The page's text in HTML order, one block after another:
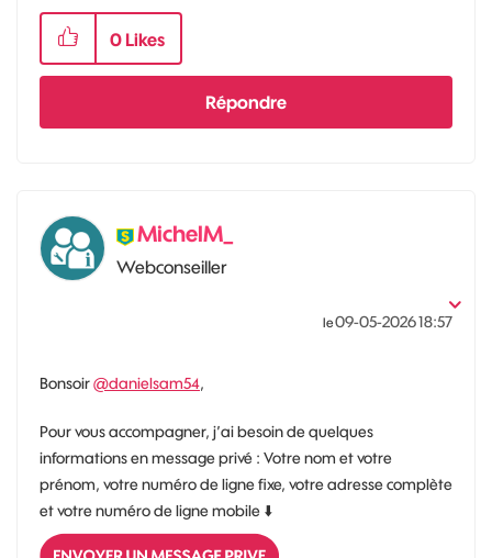
0 Likes
Répondre
MichelM_
Webconseiller
le‎09-05-202618:57
Bonsoir@danielsam54,
Pour vous accompagner, j’ai besoin de quelques
informations en message privé : Votre nom et votre
prénom, votre numéro de ligne fixe, votre adresse complète
et votre numéro de ligne mobile ⬇️